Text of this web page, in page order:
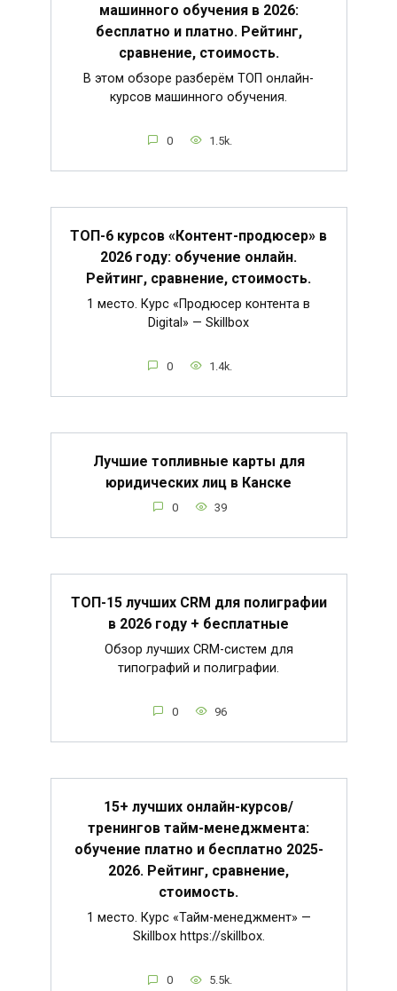
машинного обучения в 2026:
бесплатно и платно. Рейтинг,
сравнение, стоимость.
В этом обзоре разберём ТОП онлайн-
курсов машинного обучения.
0 1.5k.
ТОП-6 курсов «Контент-продюсер» в
2026 году: обучение онлайн.
Рейтинг, сравнение, стоимость.
1 место. Курс «Продюсер контента в
Digital» — Skillbox
0 1.4k.
Лучшие топливные карты для
юридических лиц в Канске
0 39
ТОП-15 лучших CRM для полиграфии
в 2026 году + бесплатные
Обзор лучших CRM-систем для
типографий и полиграфии.
0 96
15+ лучших онлайн-курсов/
тренингов тайм-менеджмента:
обучение платно и бесплатно 2025-
2026. Рейтинг, сравнение,
стоимость.
1 место. Курс «Тайм-менеджмент» —
Skillbox https://skillbox.
0 5.5k.